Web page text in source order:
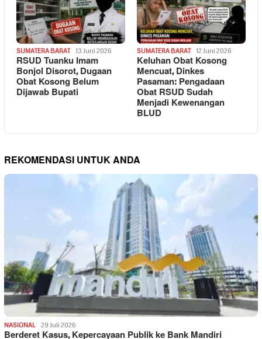
SUMATERA BARAT 13 Juni 2026
RSUD Tuanku Imam
Bonjol Disorot, Dugaan
Obat Kosong Belum
Dijawab Bupati
SUMATERA BARAT 12 Juni 2026
Keluhan Obat Kosong
Mencuat, Dinkes
Pasaman: Pengadaan
Obat RSUD Sudah
Menjadi Kewenangan
BLUD
REKOMENDASI UNTUK ANDA
NASIONAL 29 Juli 2026
Berderet Kasus, Kepercayaan Publik ke Bank Mandiri